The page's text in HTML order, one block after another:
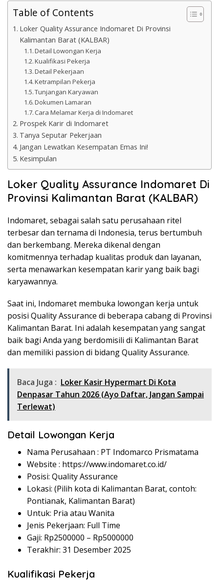
Table of Contents
Loker Quality Assurance Indomaret Di Provinsi
Kalimantan Barat (KALBAR)
Detail Lowongan Kerja
Kualifikasi Pekerja
Detail Pekerjaan
Ketrampilan Pekerja
Tunjangan Karyawan
Dokumen Lamaran
Cara Melamar Kerja di Indomaret
Prospek Karir di Indomaret
Tanya Seputar Pekerjaan
Jangan Lewatkan Kesempatan Emas Ini!
Kesimpulan
Loker Quality Assurance Indomaret Di
Provinsi Kalimantan Barat (KALBAR)
Indomaret, sebagai salah satu perusahaan ritel
terbesar dan ternama di Indonesia, terus bertumbuh
dan berkembang. Mereka dikenal dengan
komitmennya terhadap kualitas produk dan layanan,
serta menawarkan kesempatan karir yang baik bagi
karyawannya.
Saat ini, Indomaret membuka lowongan kerja untuk
posisi Quality Assurance di beberapa cabang di Provinsi
Kalimantan Barat. Ini adalah kesempatan yang sangat
baik bagi Anda yang berdomisili di Kalimantan Barat
dan memiliki passion di bidang Quality Assurance.
Baca Juga : Loker Kasir Hypermart Di Kota
Denpasar Tahun 2026 (Ayo Daftar, Jangan Sampai
Terlewat)
Detail Lowongan Kerja
Nama Perusahaan : PT Indomarco Prismatama
Website : https://www.indomaret.co.id/
Posisi: Quality Assurance
Lokasi: (Pilih kota di Kalimantan Barat, contoh:
Pontianak, Kalimantan Barat)
Untuk: Pria atau Wanita
Jenis Pekerjaan: Full Time
Gaji: Rp2500000 – Rp5000000
Terakhir: 31 Desember 2025
Kualifikasi Pekerja